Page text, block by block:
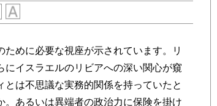
めに必要な視座が示されています。リ
にイスラエルのリビアへの深い関心が窺
は不思議な実務的関係を持っていたと
あるいは異端者の政治力に保険を掛け